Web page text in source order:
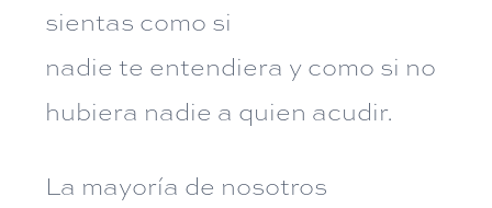
sientas como si
nadie te entendiera y como si no
hubiera nadie a quien acudir.
La mayoría de nosotros